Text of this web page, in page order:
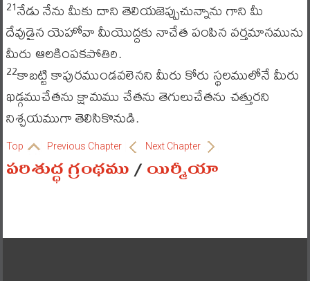
21నేడు నేను మీకు దాని తెలియజెప్పుచున్నాను గాని మీ
దేవుడైన యెహోవా మీయొద్దకు నాచేత పంపిన వర్తమానమును
మీరు ఆలకింపకపోతిరి.
22కాబట్టి కాపురముండవలెనని మీరు కోరు స్థలములోనే మీరు
ఖడ్గముచేతను క్షామము చేతను తెగులుచేతను చత్తురని
నిశ్చయముగా తెలిసికొనుడి.
Top Previous Chapter Next Chapter
పరిశుద్ధ గ్రంథము/యిర్మీయా